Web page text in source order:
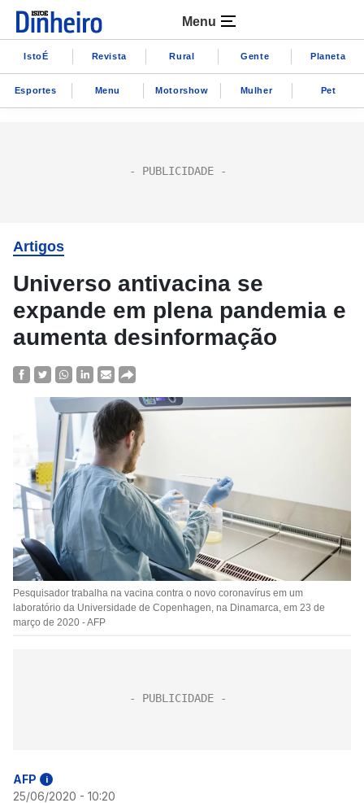
Menu
IstoÉ Revista Rural Gente Planeta
Esportes Menu Motorshow Mulher Pet
Artigos
Universo antivacina se
expande em plena pandemia e
aumenta desinformação
Pesquisador trabalha na vacina contra o novo coronavírus em um
laboratório da Universidade de Copenhagen, na Dinamarca, em 23 de
março de 2020 - AFP
AFP i
25/06/2020 - 10:20